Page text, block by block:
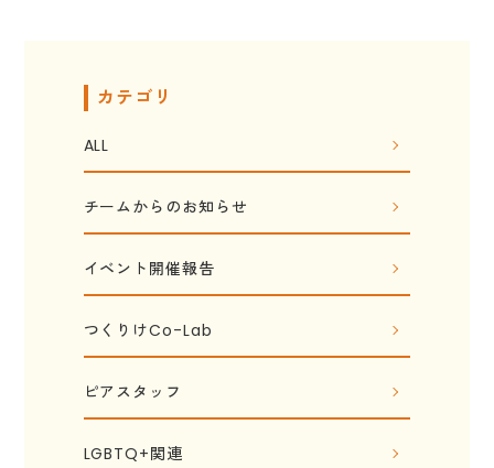
カテゴリ
ALL
チームからのお知らせ
イベント開催報告
つくりけCo-Lab
ピアスタッフ
LGBTQ+関連